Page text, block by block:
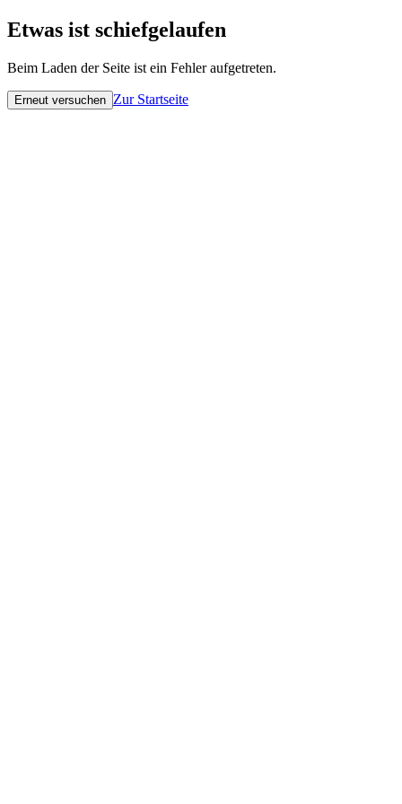
Etwas ist schiefgelaufen
Beim Laden der Seite ist ein Fehler aufgetreten.
Erneut versuchen Zur Startseite